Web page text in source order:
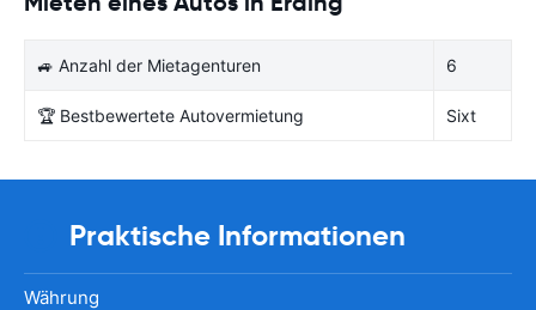
🚙 Anzahl der Mietagenturen 6
🏆 Bestbewertete Autovermietung Sixt
Praktische Informationen
Währung